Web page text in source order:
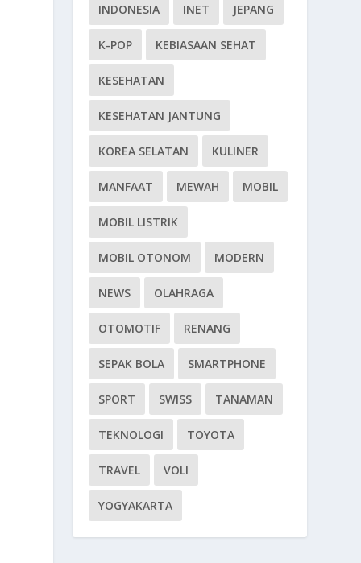
INDONESIA INET JEPANG
K-POP KEBIASAAN SEHAT
KESEHATAN
KESEHATAN JANTUNG
KOREA SELATAN KULINER
MANFAAT MEWAH MOBIL
MOBIL LISTRIK
MOBIL OTONOM MODERN
NEWS OLAHRAGA
OTOMOTIF RENANG
SEPAK BOLA SMARTPHONE
SPORT SWISS TANAMAN
TEKNOLOGI TOYOTA
TRAVEL VOLI
YOGYAKARTA